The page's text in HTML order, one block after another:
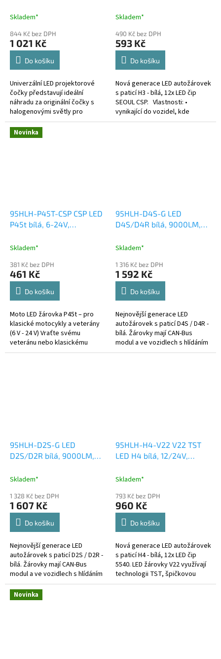
45/55W
Skladem*
844 Kč bez DPH
1 021 Kč
Do košíku
Univerzální LED projektorové
čočky představují ideální
náhradu za originální čočky s
halogenovými světly pro
většinu značek automobilů. Díky
pokročilé optice zajišťují tyto
LED...
Skladem*
490 Kč bez DPH
593 Kč
Do košíku
Nová generace LED autožárovek
s paticí H3 - bílá, 12x LED čip
SEOUL CSP. Vlastnosti: •
vynikající do vozidel, kde
dochází k častému praskání
Novinka
95HLH-P45T-CSP CSP LED
P45t bílá, 6-24V,
Skladem*
381 Kč bez DPH
461 Kč
Do košíku
Moto LED žárovka P45t – pro
klasické motocykly a veterány
(6 V - 24 V) Vraťte svému
veteránu nebo klasickému
motocyklu špičkový světelný
95HLH-D4S-G LED
D4S/D4R bílá, 9000LM,
Skladem*
1 316 Kč bez DPH
1 592 Kč
Do košíku
Nejnovější generace LED
autožárovek s paticí D4S / D4R -
bílá. Žárovky mají CAN-Bus
modul a ve vozidlech s hlídáním
prasklé žárovky nehlásí chybu.
95HLH-D2S-G LED
D2S/D2R bílá, 9000LM,
Skladem*
1 328 Kč bez DPH
1 607 Kč
Do košíku
Nejnovější generace LED
autožárovek s paticí D2S / D2R -
bílá. Žárovky mají CAN-Bus
modul a ve vozidlech s hlídáním
prasklé žárovky nehlásí chybu.
95HLH-H4-V22 V22 TST
LED H4 bílá, 12/24V,
Skladem*
793 Kč bez DPH
960 Kč
Do košíku
Nová generace LED autožárovek
s paticí H4 - bílá, 12x LED čip
5540. LED žárovky V22 využívají
technologii TST, špičkovou
inovaci, která zajišťuje
Novinka